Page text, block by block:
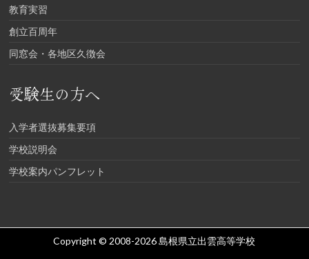
教育実習
創立百周年
同窓会・各地区久徴会
受験生の方へ
入学者選抜募集要項
学校説明会
学校案内パンフレット
Copyright © 2008-2026島根県立出雲高等学校